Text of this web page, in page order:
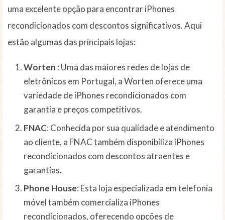
uma excelente opção para encontrar iPhones
recondicionados com descontos significativos. Aqui
estão algumas das principais lojas:
Worten : Uma das maiores redes de lojas de
eletrônicos em Portugal, a Worten oferece uma
variedade de iPhones recondicionados com
garantia e preços competitivos.
FNAC: Conhecida por sua qualidade e atendimento
ao cliente, a FNAC também disponibiliza iPhones
recondicionados com descontos atraentes e
garantias.
Phone House: Esta loja especializada em telefonia
móvel também comercializa iPhones
recondicionados, oferecendo opções de